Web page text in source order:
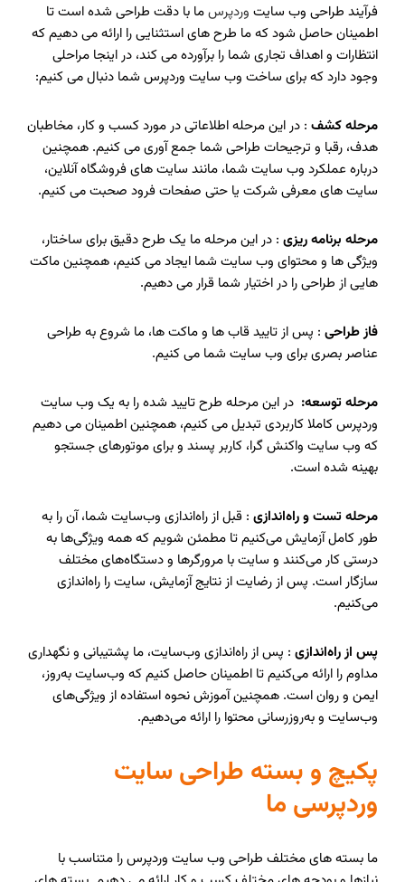
فرآیند طراحی وب سایت وردپرسما با دقت طراحی شده است تا
اطمینان حاصل شود که ما طرح های استثنایی را ارائه می دهیم که
انتظارات و اهداف تجاری شما را برآورده می کند، در اینجا مراحلی
وجود دارد که برای ساخت وب سایت وردپرس شما دنبال می کنیم:
مرحله کشف : در این مرحله اطلاعاتی در مورد کسب و کار، مخاطبان
هدف، رقبا و ترجیحات طراحی شما جمع آوری می کنیم. همچنین
درباره عملکرد وب سایت شما، مانند سایت های فروشگاه آنلاین،
سایت های معرفی شرکت یا حتی صفحات فرود صحبت می کنیم.
مرحله برنامه ریزی : در این مرحله ما یک طرح دقیق برای ساختار،
ویژگی ها و محتوای وب سایت شما ایجاد می کنیم، همچنین ماکت
هایی از طراحی را در اختیار شما قرار می دهیم.
فاز طراحی : پس از تایید قاب ها و ماکت ها، ما شروع به طراحی
عناصر بصری برای وب سایت شما می کنیم.
مرحله توسعه: در این مرحله طرح تایید شده را به یک وب سایت
وردپرس کاملا کاربردی تبدیل می کنیم، همچنین اطمینان می دهیم
که وب سایت واکنش گرا، کاربر پسند و برای موتورهای جستجو
بهینه شده است.
مرحله تست و راه‌اندازی : قبل از راه‌اندازی وب‌سایت شما، آن را به
طور کامل آزمایش می‌کنیم تا مطمئن شویم که همه ویژگی‌ها به
درستی کار می‌کنند و سایت با مرورگرها و دستگاه‌های مختلف
سازگار است. پس از رضایت از نتایج آزمایش، سایت را راه‌اندازی
می‌کنیم.
پس از راه‌اندازی : پس از راه‌اندازی وب‌سایت، ما پشتیبانی و نگهداری
مداوم را ارائه می‌کنیم تا اطمینان حاصل کنیم که وب‌سایت به‌روز،
ایمن و روان است. همچنین آموزش نحوه استفاده از ویژگی‌های
وب‌سایت و به‌روزرسانی محتوا را ارائه می‌دهیم.
پکیچ و بسته طراحی سایت
وردپرسی ما
ما بسته های مختلف طراحی وب سایت وردپرس را متناسب با